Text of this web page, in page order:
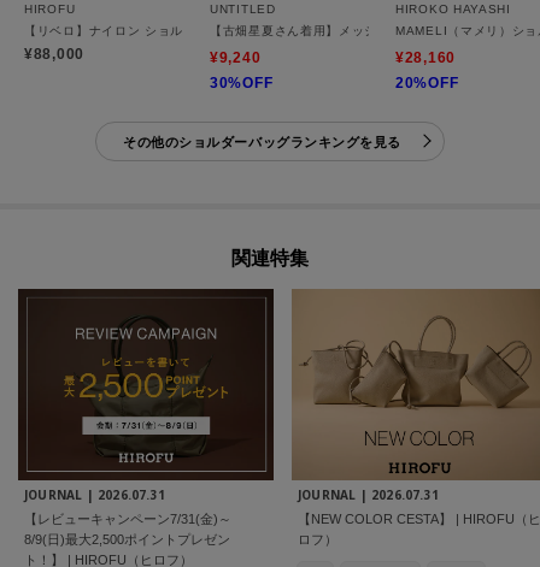
HIROFU
【リベロ】ナイロン ショルダーバッグ M（商品番号：P25-39508）
¥88,000
UNTITLED
【古畑星夏さん着用】メッシュミニショルダー
¥9,240
30%OFF
HIROKO HAYASHI
MAMELI（マメリ）シ
¥28,160
20%OFF
その他のショルダーバッグランキングを見る
関連特集
JOURNAL | 2026.07.31
【レビューキャンペーン7/31(金)～
8/9(日)最大2,500ポイントプレゼン
ト！】 | HIROFU（ヒロフ）
JOURNAL | 2026.07.31
【NEW COLOR CESTA】 | HIROFU（ヒ
ロフ）